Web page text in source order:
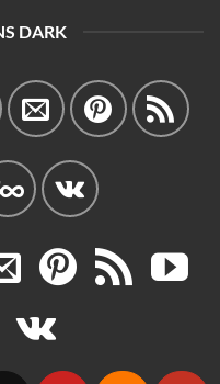
DARK